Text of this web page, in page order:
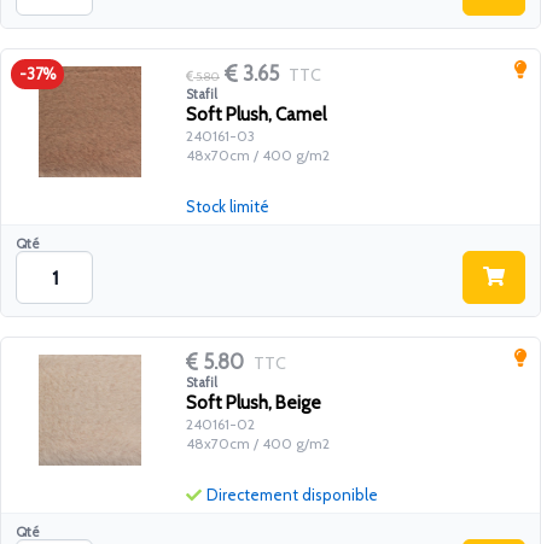
-37% 5.80 3.65 TTC
Stafil
Soft Plush, Camel
240161-03
48x70cm / 400 g/m2
Qté
Stock limité
5.80 TTC
Stafil
Soft Plush, Beige
240161-02
48x70cm / 400 g/m2
Qté
Directement disponible